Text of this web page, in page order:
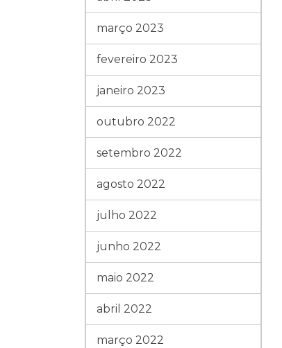
março 2023
fevereiro 2023
janeiro 2023
outubro 2022
setembro 2022
agosto 2022
julho 2022
junho 2022
maio 2022
abril 2022
março 2022